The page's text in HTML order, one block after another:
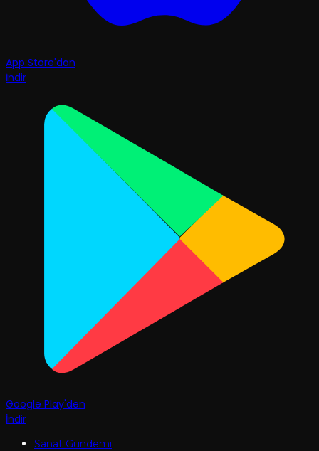
App Store'dan
İndir
Google Play'den
İndir
Sanat Gündemi